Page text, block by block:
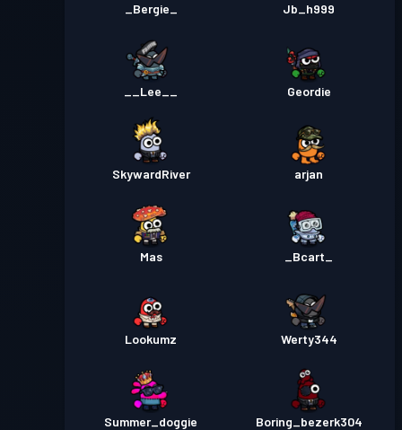
_Bergie_ Jb_h999
__Lee__ Geordie
SkywardRiver arjan
Mas _Bcart_
Lookumz Werty344
Summer_doggie Boring_bezerk304